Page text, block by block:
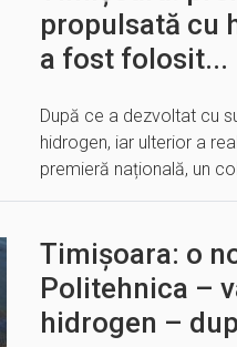
propulsată cu
a fost folosit...
După ce a dezvoltat cu
hidrogen, iar ulterior a
premieră națională, un
Timișoara: o
Politehnica –
hidrogen –